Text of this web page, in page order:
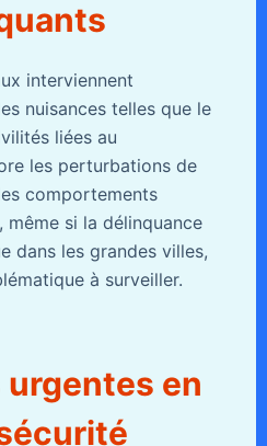
interviennent
nuisances telles que le
liées au
les perturbations de
comportements
même si la délinquance
dans les grandes villes,
à surveiller.
en